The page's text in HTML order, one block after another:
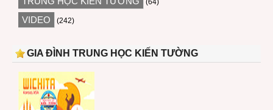
(64)
VIDEO (242)
GIA ĐÌNH TRUNG HỌC KIẾN TƯỜNG